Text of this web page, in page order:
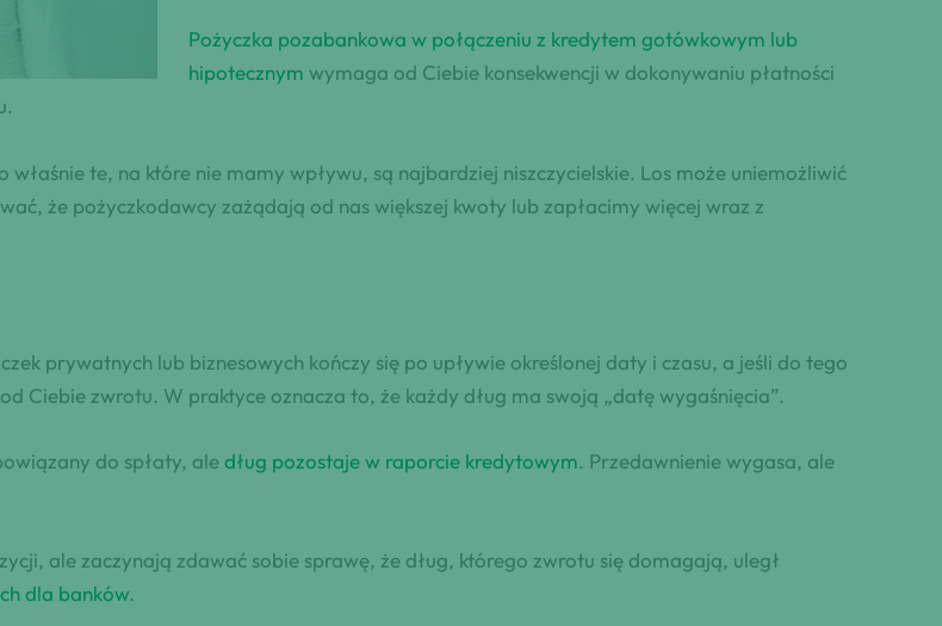
Pożyczka pozabankowa w połączeniu z kredytem gotówkowym lub
hipotecznym wymaga od Ciebie konsekwencji w dokonywaniu płatności
te, na które nie mamy wpływu, są najbardziej niszczycielskie. Los może uniemożliwić
że pożyczkodawcy zażądają od nas większej kwoty lub zapłacimy więcej wraz z
prywatnych lub biznesowych kończy się po upływie określonej daty i czasu, a jeśli do tego
Ciebie zwrotu. W praktyce oznacza to, że każdy dług ma swoją „datę wygaśnięcia”.
do spłaty, aledług pozostaje w raporcie kredytowym. Przedawnienie wygasa, ale
ale zaczynają zdawać sobie sprawę, że dług, którego zwrotu się domagają, uległ
dla banków.